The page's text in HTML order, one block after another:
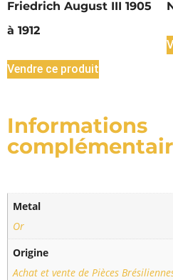
Friedrich August III 1905
à 1912
Vendre ce produit
Informations
Metal
Or
Origine
Achat et vente de Pièces